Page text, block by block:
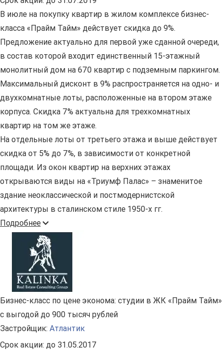
В июле на покупку квартир в жилом комплексе бизнес-
класса «Прайм Тайм» действует скидка до 9%.
Предложение актуально для первой уже сданной очереди,
в состав которой входит единственный 15-этажный
монолитный дом на 670 квартир с подземным паркингом.
Максимальный дисконт в 9% распространяется на одно- и
двухкомнатные лоты, расположенные на втором этаже
корпуса. Скидка 7% актуальна для трехкомнатных
квартир на том же этаже.
На отдельные лоты от третьего этажа и выше действует
скидка от 5% до 7%, в зависимости от конкретной
площади. Из окон квартир на верхних этажах
открываются виды на «Триумф Палас» – знаменитое
здание неоклассической и постмодернистской
архитектуры в сталинском стиле 1950-х гг.
Подробнее
Бизнес-класс по цене эконома: студии в ЖК «Прайм Тайм»
с выгодой до 900 тысяч рублей
Застройщик: Атлантик
Срок акции: до 31.05.2017